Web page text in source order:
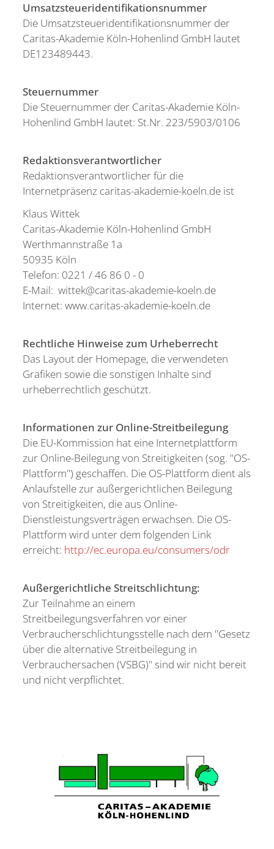
Umsatzsteueridentifikationsnummer
Die Umsatzsteueridentifikationsnummer der
Caritas-Akademie Köln-Hohenlind GmbH lautet
DE123489443.
Steuernummer
Die Steuernummer der Caritas-Akademie Köln-
Hohenlind GmbH lautet: St.Nr. 223/5903/0106
Redaktionsverantwortlicher
Redaktionsverantwortlicher für die
Internetpräsenz caritas-akademie-koeln.de ist
Klaus Wittek
Caritas-Akademie Köln-Hohenlind GmbH
Werthmannstraße 1a
50935 Köln
Telefon: 0221 / 46 86 0 - 0
E-Mail: wittek@caritas-akademie-koeln.de
Internet: www.caritas-akademie-koeln.de
Rechtliche Hinweise zum Urheberrecht
Das Layout der Homepage, die verwendeten
Grafiken sowie die sonstigen Inhalte sind
urheberrechtlich geschützt.
Informationen zur Online-Streitbeilegung
Die EU-Kommission hat eine Internetplattform
zur Online-Beilegung von Streitigkeiten (sog. "OS-
Plattform") geschaffen. Die OS-Plattform dient als
Anlaufstelle zur außergerichtlichen Beilegung
von Streitigkeiten, die aus Online-
Dienstleistungsverträgen erwachsen. Die OS-
Plattform wird unter dem folgenden Link
erreicht: http://ec.europa.eu/consumers/odr
Außergerichtliche Streitschlichtung:
Zur Teilnahme an einem
Streitbeilegungsverfahren vor einer
Verbraucherschlichtungsstelle nach dem "Gesetz
über die alternative Streitbeilegung in
Verbrauchersachen (VSBG)" sind wir nicht bereit
und nicht verpflichtet.